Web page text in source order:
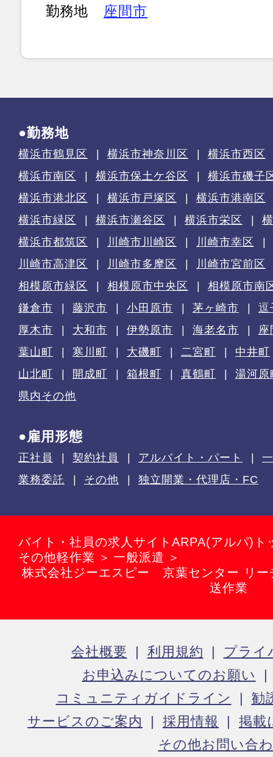
勤務地 座間市
●勤務地
横浜市鶴見区 横浜市神奈川区
横浜市西区
横浜市南区
横浜市保土ケ谷区
横浜市磯子
横浜市港北区
横浜市戸塚区
横浜市港南区
横浜市緑区
横浜市瀬谷区 横浜市栄区
横浜市都筑区
川崎市川崎区
川崎市幸区
川崎市高津区
川崎市多摩区
川崎市宮前区
相模原市緑区
相模原市中央区
相模原市南
鎌倉市
藤沢市 小田原市 茅ヶ崎市
逗
厚木市
大和市 伊勢原市 海老名市
座
葉山町
寒川町 大磯町 二宮町
中井町
山北町
開成町 箱根町 真鶴町
湯河原
県内その他
●雇用形態
正社員 契約社員 アルバイト・パート
業務委託
その他 独立開業・代理店・FC
バイト・社員の求人サイトARPA(アルパ)ト
その他軽作業
一般派遣
株式会社ジーエスピー 京葉センター リー
送作業
会社概要 利用規約
プライ
お申込みについてのお願い
コミュニティガイドライン
勧
サービスのご案内
採用情報
掲載
その他お問い合